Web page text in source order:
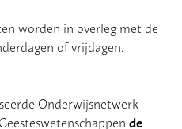
worden in overleg met de
of vrijdagen.
Onderwijsnetwerk
de